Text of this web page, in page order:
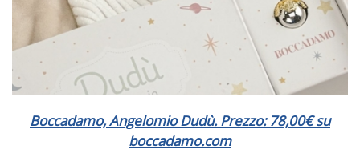
Boccadamo, Angelomio Dudù. Prezzo: 78,00€ su
boccadamo.com